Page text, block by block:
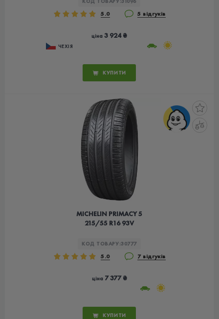
5.0 5 відгуків
ціна 3 924 ₴
ЧЕХІЯ
КУПИТИ
MICHELIN PRIMACY 5
215/55 R16 93V
КОД ТОВАРУ:30777
5.0 7 відгуків
ціна7 377 ₴
КУПИТИ